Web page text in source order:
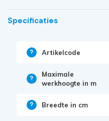
Specificaties
Artikelcode
Maximale
werkhoogte in m
Breedte in cm